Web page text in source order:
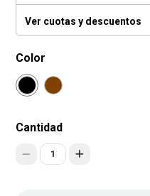
Ver cuotas y descuentos
Color
Cantidad
1